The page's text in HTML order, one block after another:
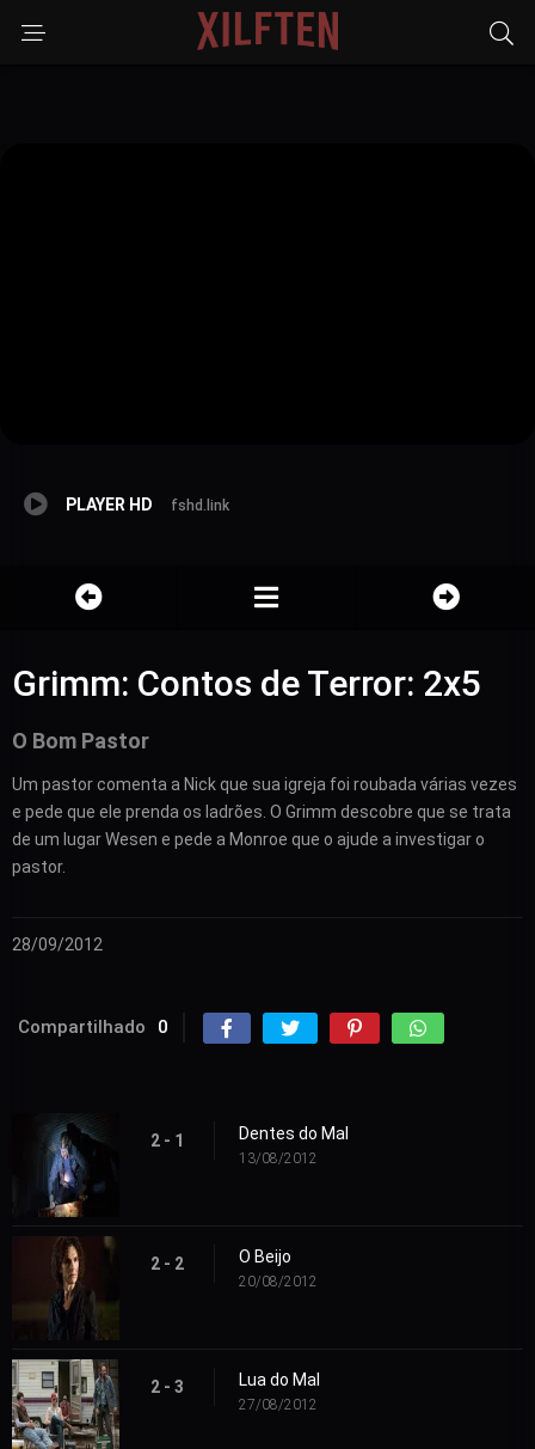
PLAYER HD fshd.link
Grimm: Contos de Terror: 2x5
O Bom Pastor
Um pastor comenta a Nick que sua igreja foi roubada várias vezes
e pede que ele prenda os ladrões. O Grimm descobre que se trata
de um lugar Wesen e pede a Monroe que o ajude a investigar o
pastor.
28/09/2012
Compartilhado 0
2 - 1 Dentes do Mal
13/08/2012
2 - 2 O Beijo
20/08/2012
2 - 3 Lua do Mal
27/08/2012